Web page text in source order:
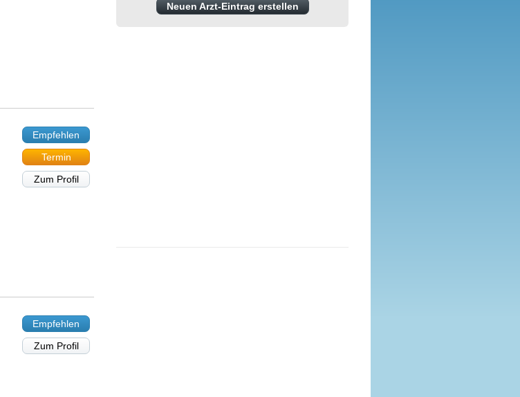
Empfehlen
Termin
Zum Profil
Empfehlen
Zum Profil
Neuen Arzt-Eintrag erstellen